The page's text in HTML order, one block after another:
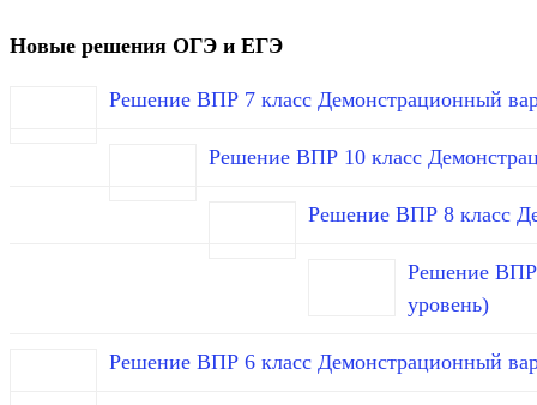
Новые решения ОГЭ и ЕГЭ
Решение ВПР 7 класс Демонстрационный
Решение ВПР 10 класс
Решение ВПР 8 класс
Решение ВПР
уровень)
Решение ВПР 6 класс Демонстрационный